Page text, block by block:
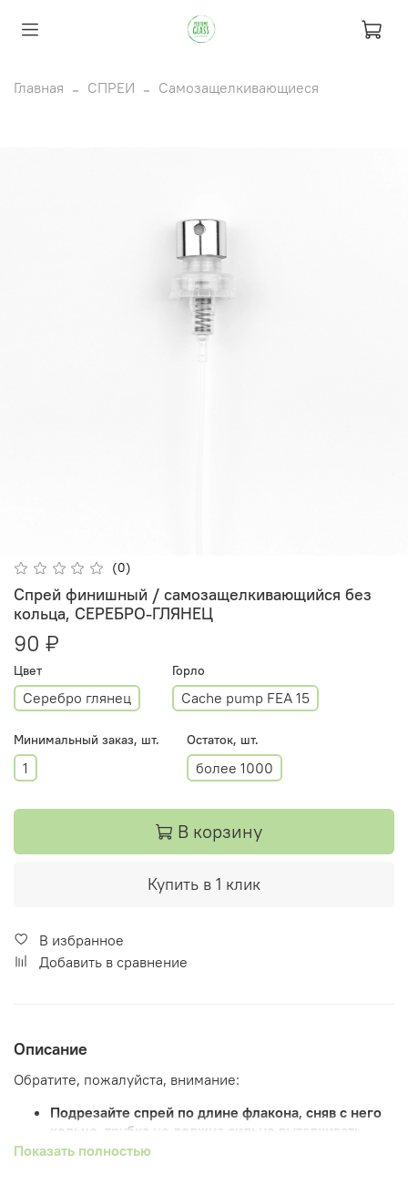
Главная СПРЕИ Самозащелкивающиеся
(0)
Спрей финишный / самозащелкивающийся без
кольца, СЕРЕБРО-ГЛЯНЕЦ
90 ₽
Цвет
Серебро глянец
Горло
Cache pump FEA 15
Минимальный заказ, шт.
1
Остаток, шт.
более 1000
В корзину
Купить в 1 клик
В избранное
Добавить в сравнение
Описание
Обратите, пожалуйста, внимание:
Подрезайте спрей по длине флакона, сняв с него
кольцо, трубка не должна сильно выталкивать
спрей из флакона.
Показать полностью